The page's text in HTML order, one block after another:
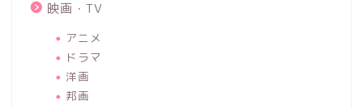
映画・TV
アニメ
ドラマ
洋画
邦画